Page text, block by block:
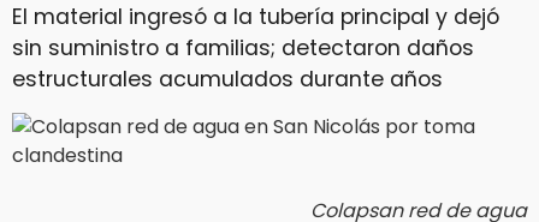
El material ingresó a la tubería principal y dejó
sin suministro a familias; detectaron daños
estructurales acumulados durante años
Colapsan red de agua